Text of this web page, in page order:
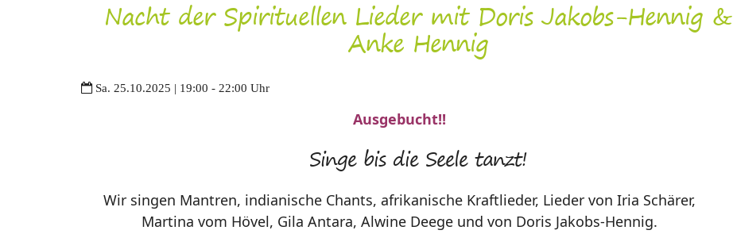
Nacht der Spirituellen Lieder mit Doris Jakobs-Hennig &
Anke Hennig
Sa. 25.10.2025 | 19:00 - 22:00 Uhr
Ausgebucht!!
Singe bis die Seele tanzt!
Wir singen Mantren, indianische Chants, afrikanische Kraftlieder, Lieder von Iria Schärer,
Martina vom Hövel, Gila Antara, Alwine Deege und von Doris Jakobs-Hennig.